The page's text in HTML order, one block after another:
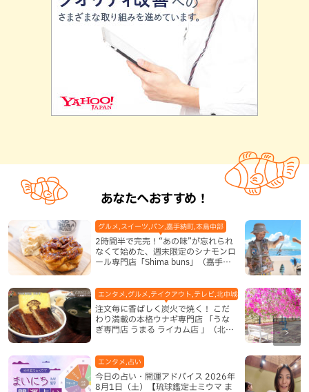
あなたへおすすめ！
2時間半で完売！“あの味”が忘れられ
なくて始めた、週末限定のシナモンロ
ール専門店「Shima buns」（嘉手納
グルメ,スイーツ,パン,嘉手納町,本島中部
注文毎に香ばしく炭火で焼く！ こだ
わり満載の本格ウナギ専門店 「うな
ぎ専門店 うまる ライカム店 」（北中
エンタメ,グルメ,テイクアウト,テレビ,北中城村,和食・日本料理,地
今日の占い・開運アドバイス 2026年
8月1日（土）【琉球鑑定士ミウマ ま
エンタメ,占い